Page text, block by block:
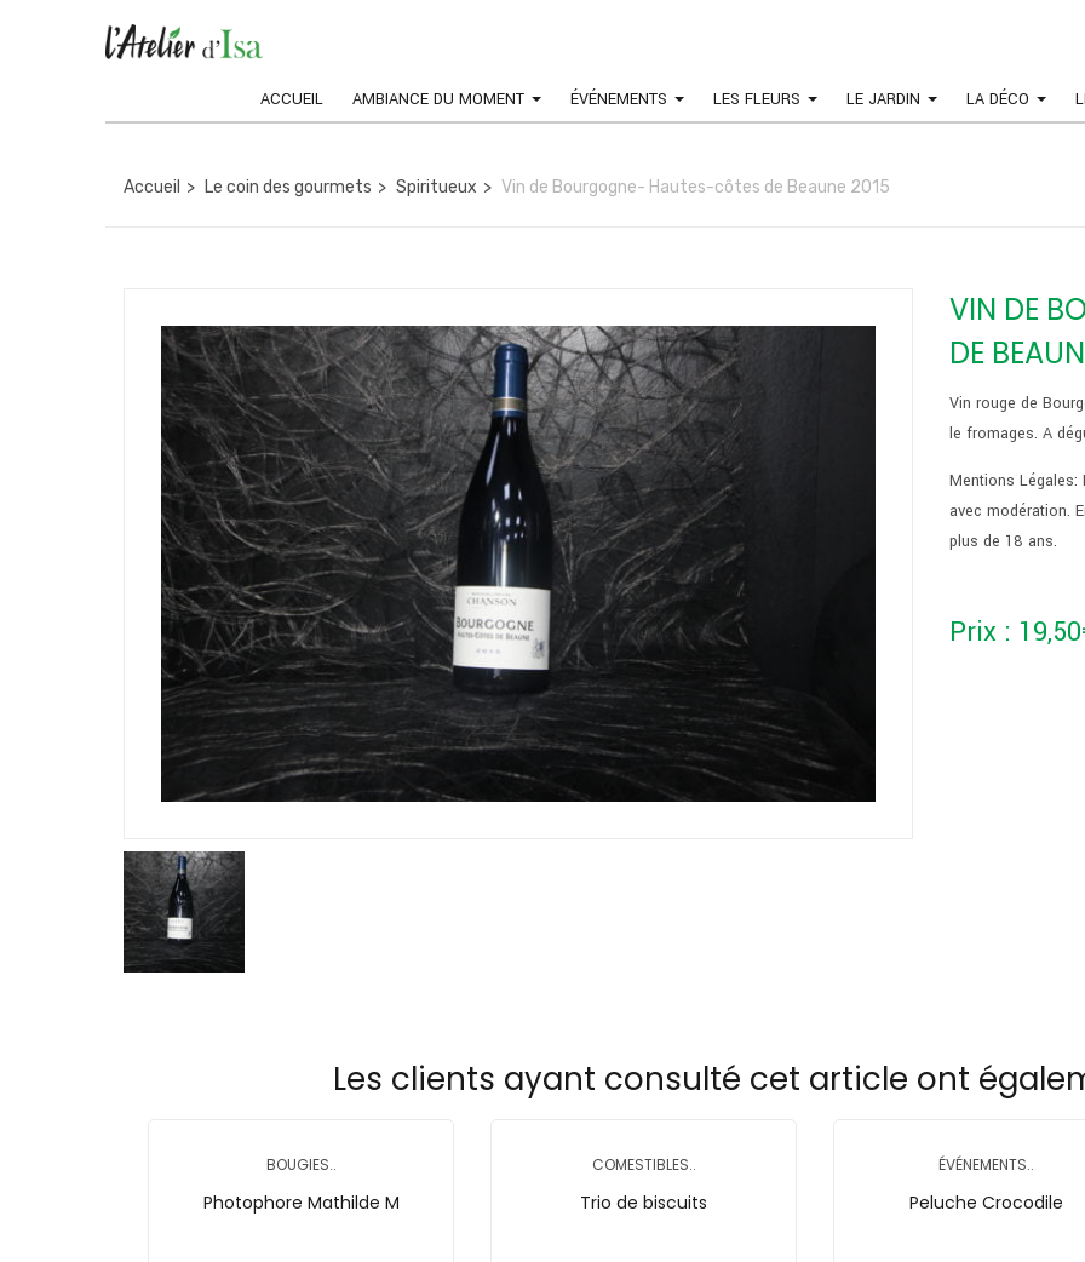
ACCUEIL AMBIANCE DU MOMENT ÉVÉNEMENTS LES FLEURS LE JARDIN LA DÉCO
Accueil Le coin des gourmets Spiritueux Vin de Bourgogne- Hautes-côtes de Beaune 2015
VIN DE
DE
Vin rouge de
le fromages. A
Mentions Légales:
avec modération.
plus de 18 ans.
Prix : 19,50
Les clients ayant consulté cet article ont
BOUGIES..
Photophore Mathilde M
COMESTIBLES..
Trio de biscuits
ÉVÉNEMENTS..
Peluche Crocodile